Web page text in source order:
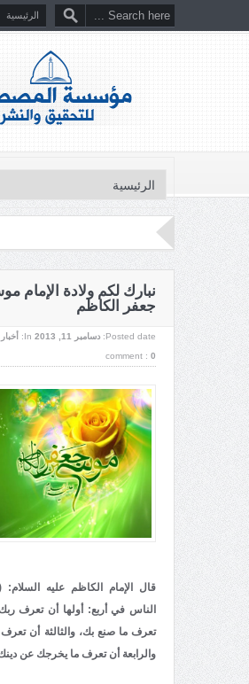
نبارك لكم ولادة الإمام
جعفر الكاظم
Posted date: دسامبر 11, 2013 In:
comment : 0
قال الإمام الكاظم عليه
الناس في أربع: أولها أن تعرف
تعرف ما صنع بك، والثالثة أن تعرف
والرابعة أن تعرف ما يخرجك عن